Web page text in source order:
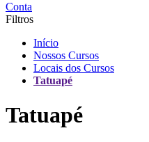
Conta
Filtros
Início
Nossos Cursos
Locais dos Cursos
Tatuapé
Tatuapé